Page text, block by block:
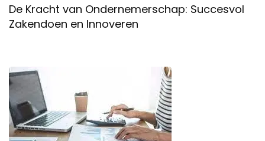
De Kracht van Ondernemerschap: Succesvol
Zakendoen en Innoveren